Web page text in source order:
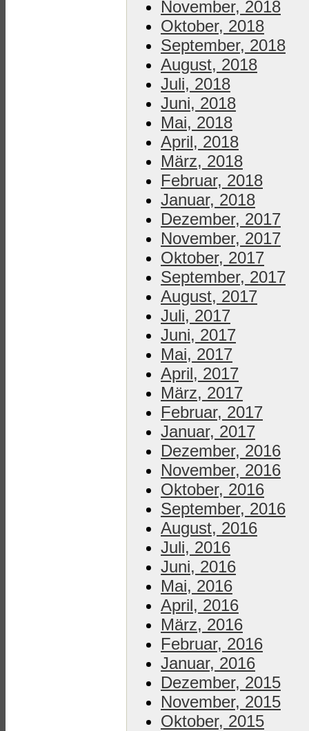
November, 2018
Oktober, 2018
September, 2018
August, 2018
Juli, 2018
Juni, 2018
Mai, 2018
April, 2018
März, 2018
Februar, 2018
Januar, 2018
Dezember, 2017
November, 2017
Oktober, 2017
September, 2017
August, 2017
Juli, 2017
Juni, 2017
Mai, 2017
April, 2017
März, 2017
Februar, 2017
Januar, 2017
Dezember, 2016
November, 2016
Oktober, 2016
September, 2016
August, 2016
Juli, 2016
Juni, 2016
Mai, 2016
April, 2016
März, 2016
Februar, 2016
Januar, 2016
Dezember, 2015
November, 2015
Oktober, 2015